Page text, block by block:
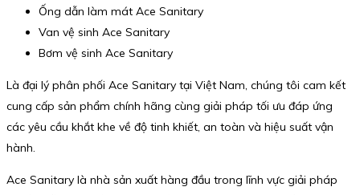
Ống dẫn làm mát Ace Sanitary
Van vệ sinh Ace Sanitary
Bơm vệ sinh Ace Sanitary
Là đại lý phân phối Ace Sanitary tại Việt Nam, chúng tôi cam kết
cung cấp sản phẩm chính hãng cùng giải pháp tối ưu đáp ứng
các yêu cầu khắt khe về độ tinh khiết, an toàn và hiệu suất vận
hành.
Ace Sanitary là nhà sản xuất hàng đầu trong lĩnh vực giải pháp